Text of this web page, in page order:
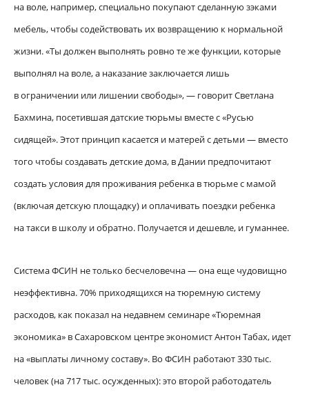
на воле, например, специально покупают сделанную зэками
мебель, чтобы содействовать их возвращению к нормальной
жизни. «Ты должен выполнять ровно те же функции, которые
выполнял на воле, а наказание заключается лишь
в ограничении или лишении свободы», — говорит Светлана
Бахмина, посетившая датские тюрьмы вместе с «Русью
сидящей». Этот принцип касается и матерей с детьми — вместо
того чтобы создавать детские дома, в Дании предпочитают
создать условия для проживания ребенка в тюрьме с мамой
(включая детскую площадку) и оплачивать поездки ребенка
на такси в школу и обратно. Получается и дешевле, и гуманнее.
Система ФСИН не только бесчеловечна — она еще чудовищно
неэффективна. 70% приходящихся на тюремную систему
расходов, как показал на недавнем семинаре «Тюремная
экономика» в Сахаровском центре экономист Антон Табах, идет
на «выплаты личному составу». Во ФСИН работают 330 тыс.
человек (на 717 тыс. осужденных): это второй работодатель